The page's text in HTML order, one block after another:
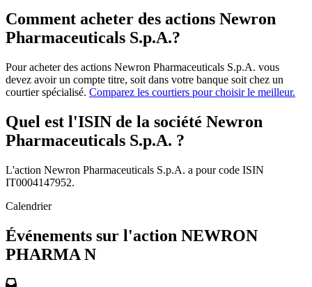
Comment acheter des actions Newron
Pharmaceuticals S.p.A.?
Pour acheter des actions Newron Pharmaceuticals S.p.A. vous
devez avoir un compte titre, soit dans votre banque soit chez un
courtier spécialisé. Comparez les courtiers pour choisir le meilleur.
Quel est l'ISIN de la société Newron
Pharmaceuticals S.p.A. ?
L'action Newron Pharmaceuticals S.p.A. a pour code ISIN
IT0004147952.
Calendrier
Événements sur l'action NEWRON
PHARMA N